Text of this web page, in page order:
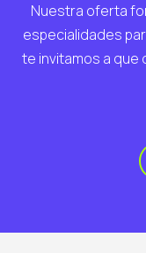
Nuestra oferta
especialidades
te invitamos a que